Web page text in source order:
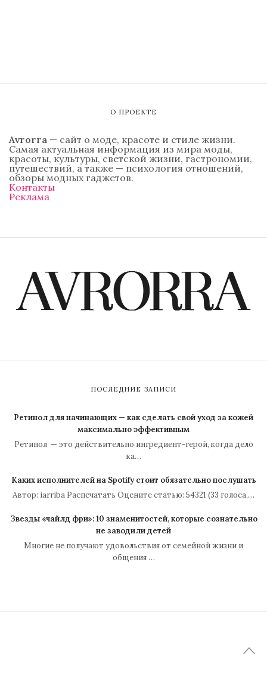
О ПРОЕКТЕ
Avrorra — сайт о моде, красоте и стиле жизни.
Самая актуальная информация из мира моды,
красоты, культуры, светской жизни, гастрономии,
путешествий, а также — психология отношений,
обзоры модных гаджетов.
Контакты
Реклама
ПОСЛЕДНИЕ ЗАПИСИ
Ретинол для начинающих — как сделать свой уход за кожей
максимально эффективным
Ретинол — это действительно ингредиент-герой, когда дело
ка…
Каких исполнителей на Spotify стоит обязательно послушать
Автор: iarriba Распечатать Оцените статью: 54321 (33 голоса,…
Звезды «чайлд фри»: 10 знаменитостей, которые сознательно
не заводили детей
Многие не получают удовольствия от семейной жизни и
общения …